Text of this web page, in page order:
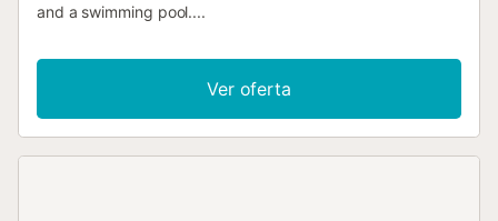
and a swimming pool....
Ver oferta